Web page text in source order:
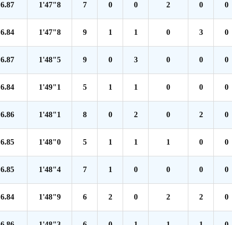
6.87 1'47"8 7 0 0 2 0 0
6.84 1'47"8 9 1 1 0 3 0
6.87 1'48"5 9 0 3 0 0 0
6.84 1'49"1 5 1 1 0 0 0
6.86 1'48"1 8 0 2 0 2 0
6.85 1'48"0 5 1 1 1 0 0
6.85 1'48"4 7 1 0 0 0 0
6.84 1'48"9 6 2 0 2 2 0